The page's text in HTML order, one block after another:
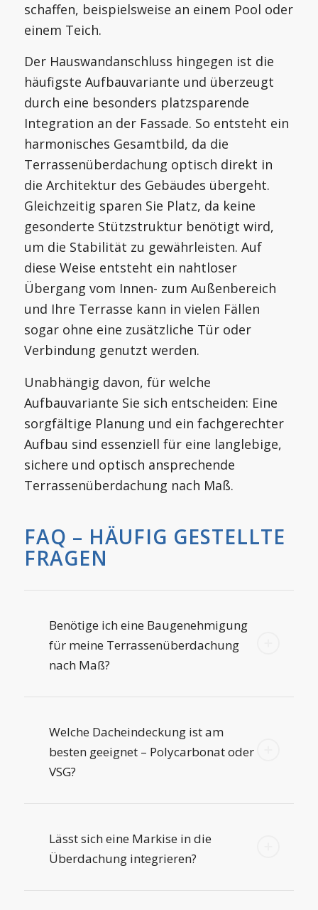
schaffen, beispielsweise an einem Pool oder
einem Teich.
Der Hauswandanschluss hingegen ist die
häufigste Aufbauvariante und überzeugt
durch eine besonders platzsparende
Integration an der Fassade. So entsteht ein
harmonisches Gesamtbild, da die
Terrassenüberdachung optisch direkt in
die Architektur des Gebäudes übergeht.
Gleichzeitig sparen Sie Platz, da keine
gesonderte Stützstruktur benötigt wird,
um die Stabilität zu gewährleisten. Auf
diese Weise entsteht ein nahtloser
Übergang vom Innen- zum Außenbereich
und Ihre Terrasse kann in vielen Fällen
sogar ohne eine zusätzliche Tür oder
Verbindung genutzt werden.
Unabhängig davon, für welche
Aufbauvariante Sie sich entscheiden: Eine
sorgfältige Planung und ein fachgerechter
Aufbau sind essenziell für eine langlebige,
sichere und optisch ansprechende
Terrassenüberdachung nach Maß.
FAQ – HÄUFIG GESTELLTE
FRAGEN
Benötige ich eine Baugenehmigung
für meine Terrassenüberdachung
nach Maß?
Welche Dacheindeckung ist am
besten geeignet – Polycarbonat oder
VSG?
Lässt sich eine Markise in die
Überdachung integrieren?